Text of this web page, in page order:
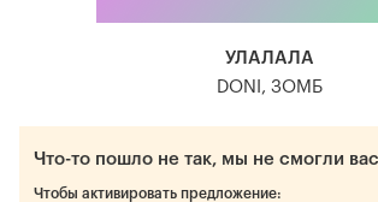
УЛАЛАЛА
DONI, ЗОМБ
Что-то пошло не так, мы не смогли вас
Чтобы активировать предложение: